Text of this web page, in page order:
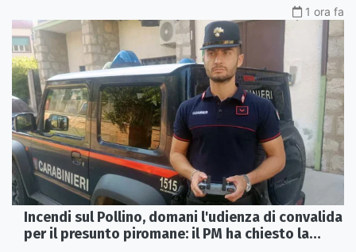
1 ora fa
Incendi sul Pollino, domani l'udienza di convalida
per il presunto piromane: il PM ha chiesto la